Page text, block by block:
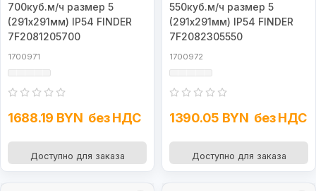
700куб.м/ч размер 5
(291х291мм) IP54 FINDER
7F2081205700
1700971
1688.19 BYN без НДС
Доступно для заказа
550куб.м/ч размер 5
(291х291мм) IP54 FINDER
7F2082305550
1700972
1390.05 BYN без НДС
Доступно для заказа